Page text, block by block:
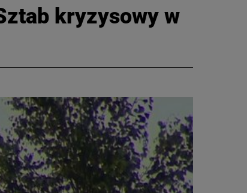
kryzysowy w